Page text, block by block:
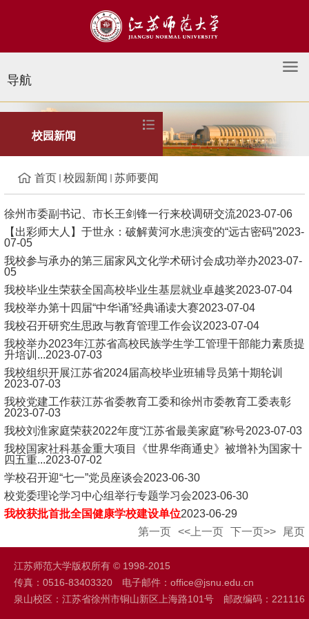
导航
苏师要闻
校园新闻
首页 校园新闻 苏师要闻
徐州市委副书记、市长王剑锋一行来校调研交流2023-07-06
【出彩师大人】于世永：破解黄河水患演变的“远古密码”2023-
07-05
我校参与承办的第三届家风文化学术研讨会成功举办2023-07-
05
我校毕业生荣获全国高校毕业生基层就业卓越奖2023-07-04
我校举办第十四届“中华诵”经典诵读大赛2023-07-04
我校召开研究生思政与教育管理工作会议2023-07-04
我校举办2023年江苏省高校民族学生学工管理干部能力素质提
升培训...2023-07-03
我校组织开展江苏省2024届高校毕业班辅导员第十期轮训
2023-07-03
我校党建工作获江苏省委教育工委和徐州市委教育工委表彰
2023-07-03
我校刘淮家庭荣获2022年度“江苏省最美家庭”称号2023-07-03
我校国家社科基金重大项目《世界华商通史》被增补为国家十
四五重...2023-07-02
学校召开迎“七一”党员座谈会2023-06-30
校党委理论学习中心组举行专题学习会2023-06-30
我校获批首批全国健康学校建设单位2023-06-29
第一页
<<上一页 下一页>> 尾页
江苏师范大学版权所有 © 1998-2015
传真：0516-83403320 电子邮件：office@jsnu.edu.cn
泉山校区：江苏省徐州市铜山新区上海路101号 邮政编码：221116